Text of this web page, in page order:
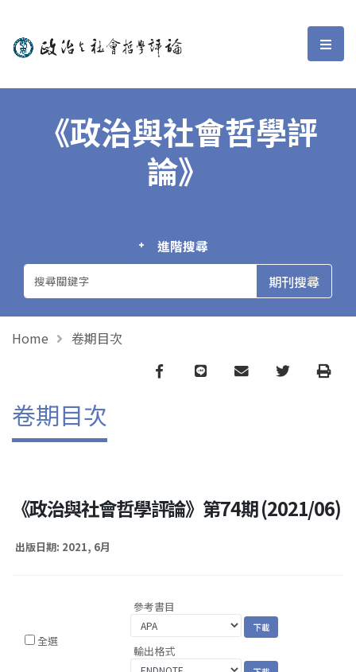
政治與社會哲學評論 選
《政治與社會哲學評
論》
進階搜尋
Home 卷期目次
Facebook
line email TwitterPrint
卷期目次
《政治與社會哲學評論》第74期 (2021/06)
出版日期: 2021, 6月
全選
參考書目
輸出格式